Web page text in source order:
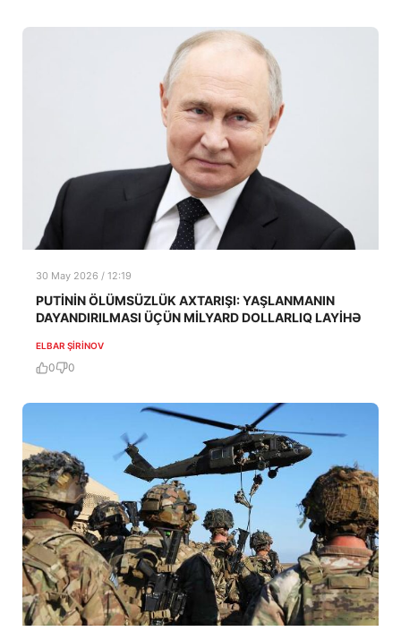
30 May 2026 / 12:19
PUTİNİN ÖLÜMSÜZLÜK AXTARIŞI: YAŞLANMANIN
DAYANDIRILMASI ÜÇÜN MİLYARD DOLLARLIQ LAYİHƏ
ELBAR ŞIRINOV
0 0